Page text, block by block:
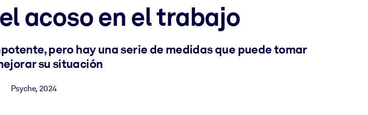
acoso en el trabajo
pero hay una serie de medidas que puede tomar
su situación
Psyche, 2024